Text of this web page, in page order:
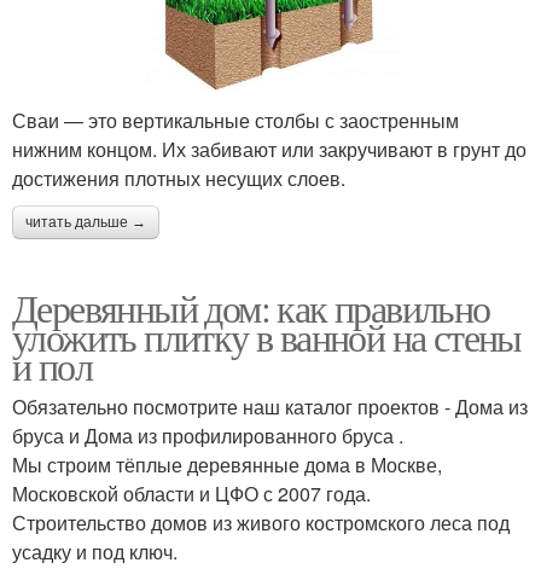
Сваи — это вертикальные столбы с заостренным
нижним концом. Их забивают или закручивают в грунт до
достижения плотных несущих слоев.
читать дальше →
Деревянный дом: как правильно
уложить плитку в ванной на стены
и пол
Обязательно посмотрите наш каталог проектов - Дома из
бруса и Дома из профилированного бруса .
Мы строим тёплые деревянные дома в Москве,
Московской области и ЦФО с 2007 года.
Строительство домов из живого костромского леса под
усадку и под ключ.